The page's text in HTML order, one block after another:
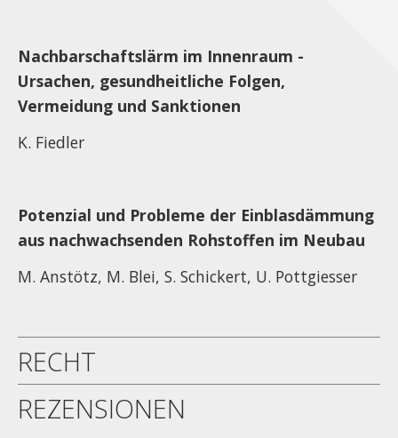
Nachbarschaftslärm im Innenraum -
Ursachen, gesundheitliche Folgen,
Vermeidung und Sanktionen
K. Fiedler
Potenzial und Probleme der Einblasdämmung
aus nachwachsenden Rohstoffen im Neubau
M. Anstötz, M. Blei, S. Schickert, U. Pottgiesser
RECHT
REZENSIONEN